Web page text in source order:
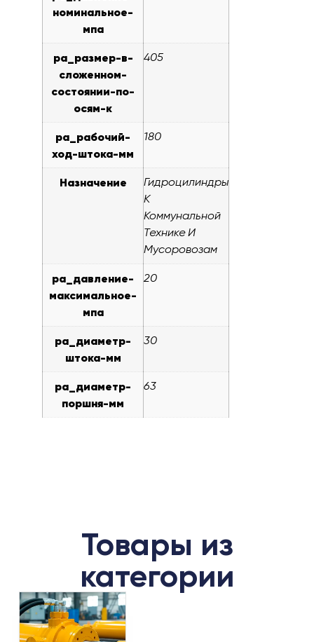
номинальное-
мпа
pa_размер-в-
сложенном-
состоянии-по-
осям-к
405
pa_рабочий-
ход-штока-мм
180
Назначение
Гидроцилиндры
К
Коммунальной
Технике И
Мусоровозам
pa_давление-
максимальное-
мпа
20
pa_диаметр-
штока-мм
30
pa_диаметр-
поршня-мм
63
Товары из
категории